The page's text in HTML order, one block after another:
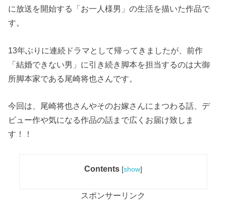
に放送を開始する「お一人様男」の生活を描いた作品で
す。
13年ぶりに連続ドラマとして帰ってきましたが、前作
「結婚できない男」に引き続き脚本を担当するのは大御
所脚本家である尾崎将也さんです。
今回は、尾崎将也さんやそのお嫁さんにまつわる話、デ
ビュー作や気になる作品の話まで広くお届け致しま
す！！
Contents [show]
スポンサーリンク